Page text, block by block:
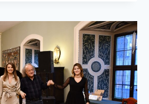
WSH-
E
STANISŁAWA
WIDOCKIEGO